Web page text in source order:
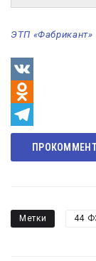
ЭТП «Фабрикант»
VK
Odnoklassniki
Telegram
Метки 44